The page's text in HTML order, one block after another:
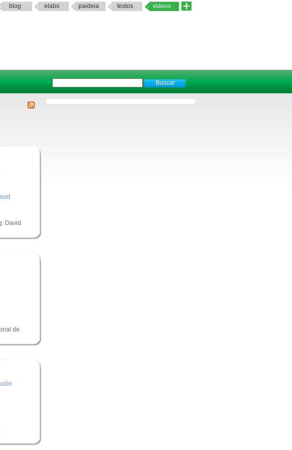
blog elabs paideia textos videos
David
de